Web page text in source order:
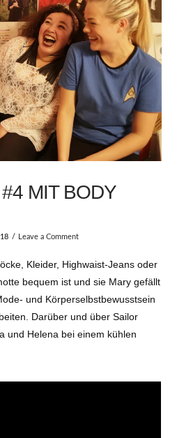
MIT BODY
Leave a Comment
Kleider, Highwaist-Jeans oder
bequem ist und sie Mary gefällt
und Körperselbstbewusstsein
Darüber und über Sailor
und Helena bei einem kühlen